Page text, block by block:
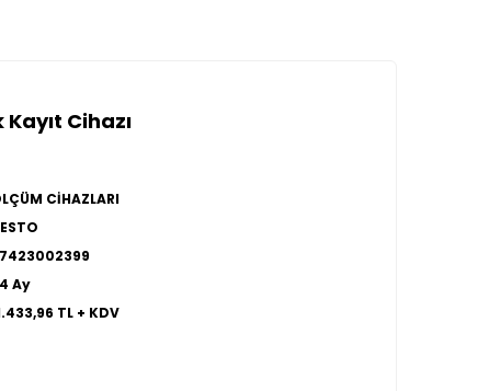
Kayıt Cihazı
CİHAZLARI
Ay
TL + KDV